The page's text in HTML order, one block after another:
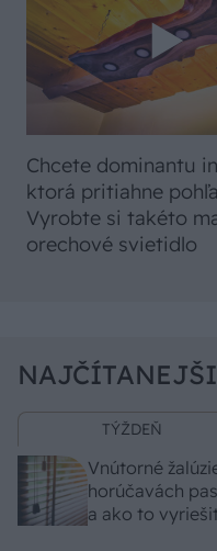
Chcete dominantu
ktorá pritiahne
Vyrobte si takéto
orechové svietidlo
TÝŽDEŇ
Vnútorné
horúčavách
a ako to